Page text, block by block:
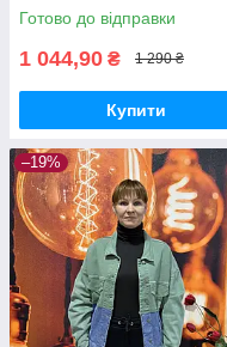
Готово до відправки
1 044,90 ₴ 1 290 ₴
Купити
–19%